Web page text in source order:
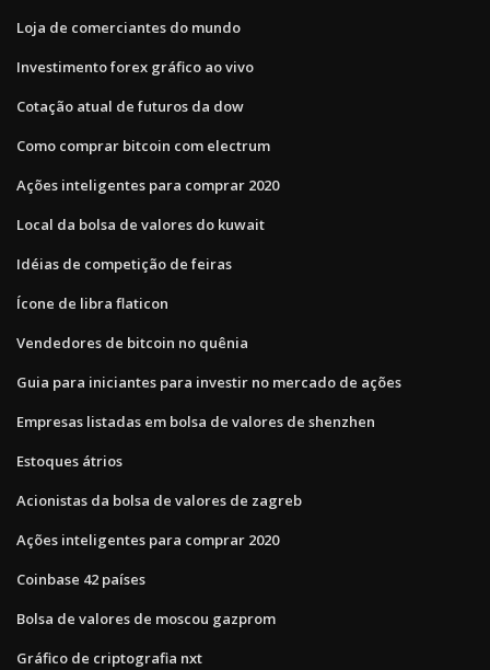
Loja de comerciantes do mundo
Investimento forex gráfico ao vivo
Cotação atual de futuros da dow
Como comprar bitcoin com electrum
Ações inteligentes para comprar 2020
Local da bolsa de valores do kuwait
Idéias de competição de feiras
Ícone de libra flaticon
Vendedores de bitcoin no quênia
Guia para iniciantes para investir no mercado de ações
Empresas listadas em bolsa de valores de shenzhen
Estoques átrios
Acionistas da bolsa de valores de zagreb
Ações inteligentes para comprar 2020
Coinbase 42 países
Bolsa de valores de moscou gazprom
Gráfico de criptografia nxt